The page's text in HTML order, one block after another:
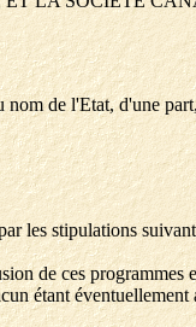
de l'Etat, d'une
les stipulations
de ces programmes
étant